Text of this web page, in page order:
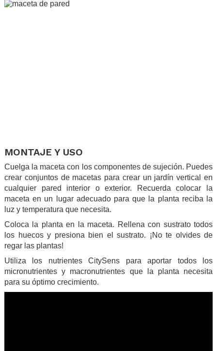
MONTAJE Y USO
Cuelga la maceta con los componentes de sujeción. Puedes
crear conjuntos de macetas para crear un jardín vertical en
cualquier pared interior o exterior. Recuerda colocar la
maceta en un lugar adecuado para que la planta reciba la
luz y temperatura que necesita.
Coloca la planta en la maceta. Rellena con sustrato todos
los huecos y presiona bien el sustrato. ¡No te olvides de
regar las plantas!
Utiliza los nutrientes CitySens para aportar todos los
micronutrientes y macronutrientes que la planta necesita
para su óptimo crecimiento.